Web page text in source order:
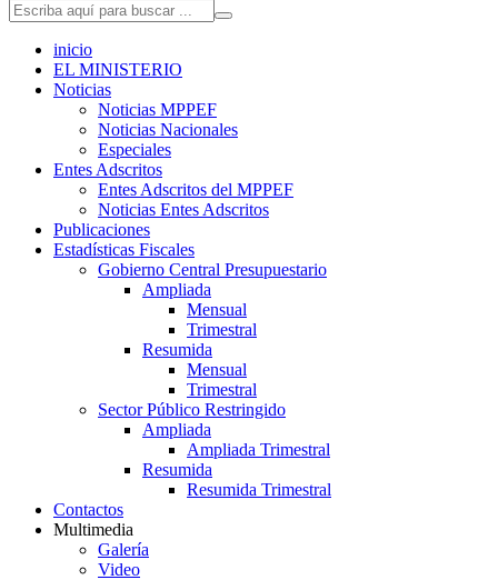
inicio
EL MINISTERIO
Noticias
Noticias MPPEF
Noticias Nacionales
Especiales
Entes Adscritos
Entes Adscritos del MPPEF
Noticias Entes Adscritos
Publicaciones
Estadísticas Fiscales
Gobierno Central Presupuestario
Ampliada
Mensual
Trimestral
Resumida
Mensual
Trimestral
Sector Público Restringido
Ampliada
Ampliada Trimestral
Resumida
Resumida Trimestral
Contactos
Multimedia
Galería
Video